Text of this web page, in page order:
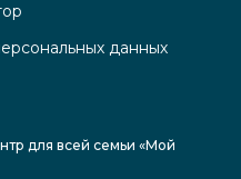
данных
для всей семьи «Мой